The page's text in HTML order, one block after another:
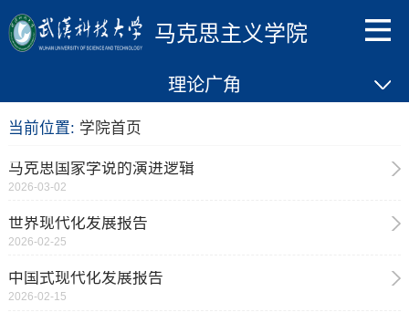
马克思主义学院
理论广角
当前位置: 学院首页
马克思国家学说的演进逻辑
2026-03-02
世界现代化发展报告
2026-02-25
中国式现代化发展报告
2026-02-15